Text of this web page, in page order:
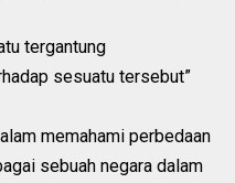
tergantung
sesuatu tersebut”
memahami perbedaan
sebuah negara dalam